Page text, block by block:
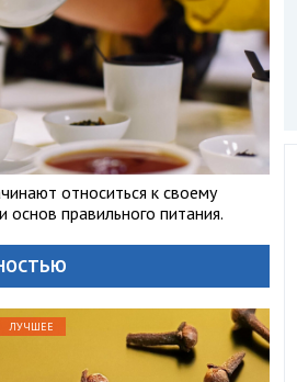
относиться к своему
правильного питания.
ЛУЧШЕЕ